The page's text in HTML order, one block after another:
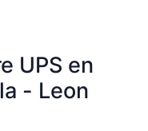
UPS en
- Leon